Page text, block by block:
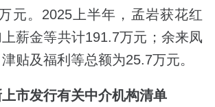
元。2025上半年，孟岩获花红
薪金等共计191.7万元 ；余来凤
津贴及福利等总额为25.7万元。
市发行有关中介机构清单